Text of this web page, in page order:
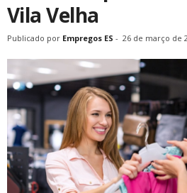
Vila Velha
Publicado por Empregos ES - 26 de março de